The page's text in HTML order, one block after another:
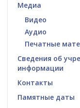
Медиа
Видео
Аудио
Печатные
Сведения об
информации
Контакты
Памятные даты